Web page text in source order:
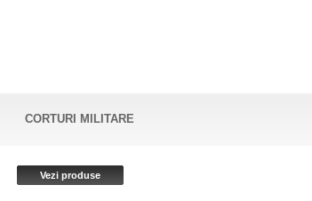
CORTURI MILITARE